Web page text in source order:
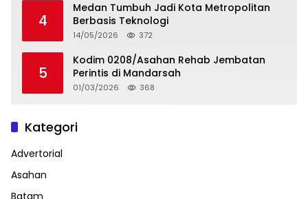
4
Medan Tumbuh Jadi Kota Metropolitan
Berbasis Teknologi
14/05/2026 372
5
Kodim 0208/Asahan Rehab Jembatan
Perintis di Mandarsah
01/03/2026 368
Kategori
Advertorial
Asahan